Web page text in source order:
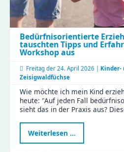
Bedürfnisorientierte
tauschten Tipps und
Workshop aus
Freitag der 24. April 2026 | Kinder-
Zeisigwaldfüchse
Wie möchte ich mein Kind
heute: "Auf jeden Fall
sieht das in der Praxis aus?
Weiterlesen …
Erziehung: